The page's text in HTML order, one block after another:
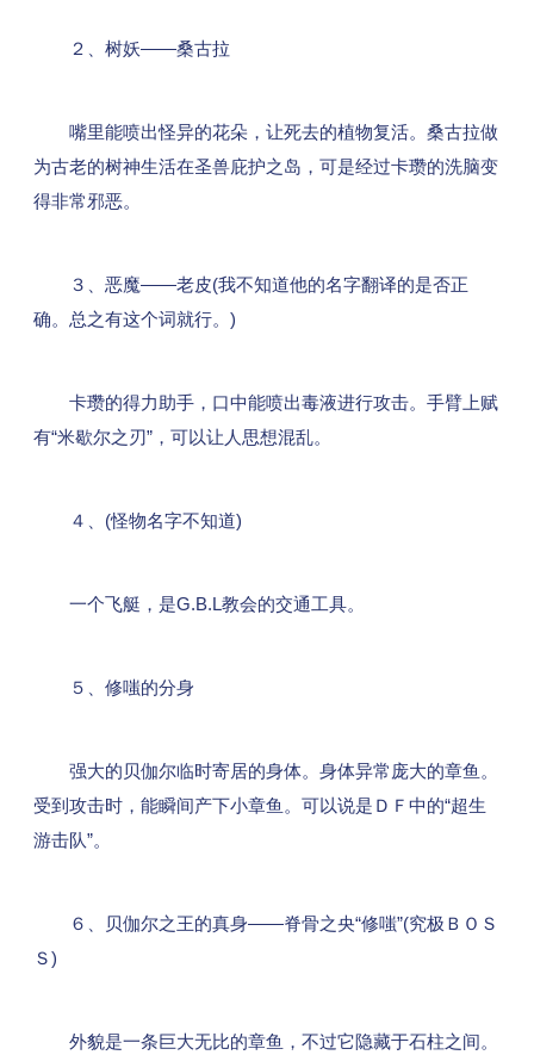
２、树妖——桑古拉
嘴里能喷出怪异的花朵，让死去的植物复活。桑古拉做
为古老的树神生活在圣兽庇护之岛，可是经过卡瓒的洗脑变
得非常邪恶。
３、恶魔——老皮(我不知道他的名字翻译的是否正
确。总之有这个词就行。)
卡瓒的得力助手，口中能喷出毒液进行攻击。手臂上赋
有“米歇尔之刃”，可以让人思想混乱。
４、(怪物名字不知道)
一个飞艇，是G.B.L教会的交通工具。
５、修嗤的分身
强大的贝伽尔临时寄居的身体。身体异常庞大的章鱼。
受到攻击时，能瞬间产下小章鱼。可以说是ＤＦ中的“超生
游击队”。
６、贝伽尔之王的真身——脊骨之央“修嗤”(究极ＢＯＳ
Ｓ)
外貌是一条巨大无比的章鱼，不过它隐藏于石柱之间。